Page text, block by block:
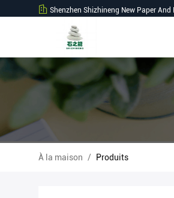
Shenzhen Shizhineng New Paper
À la maison / Produits